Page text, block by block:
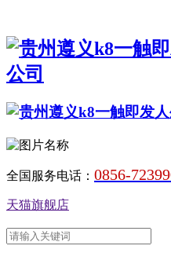
全国服务电话： 0856-
天猫旗舰店